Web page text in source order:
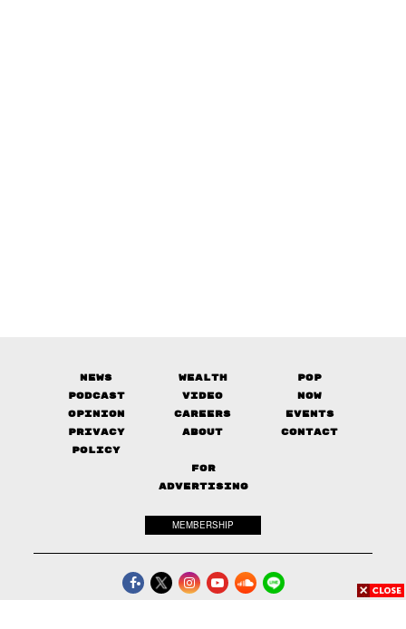
News Wealth
Pop
Podcast
Video
Now
Opinion
Careers
Events
Privacy
Policy
About Contact
FOR
ADVERTISING
MEMBERSHIP